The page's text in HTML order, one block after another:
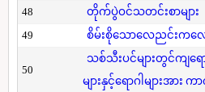
48 တိုက်ပွဲဝင်သတင်းစာများ
49
စိမ်းစိုသောလေညင်းကလေ
50
သစ်သီးပင်များတွင်ကျ
များနှင့်ရောဂါများအား